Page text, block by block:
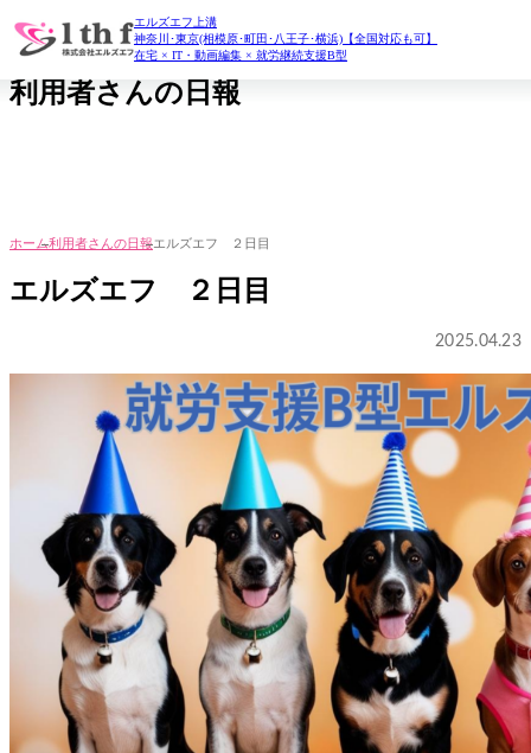
エルズエフ上溝
神奈川･東京(相模原･町田･八王子･横浜)【全国対応も可】
在宅 × IT・動画編集 × 就労継続支援B型
daily report
利用者さんの日報
ホーム利用者さんの日報エルズエフ ２日目
エルズエフ ２日目
2025.04.23